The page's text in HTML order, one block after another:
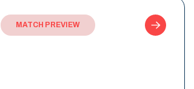
MATCH PREVIEW